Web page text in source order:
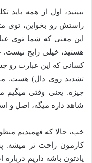
ببینید، اول از همه باید
راستش رو بخواین، توی
این معنی که شما توی
هستید، خیلی رایج نیست.
کسانی که این عبارت رو
تشدید روی دال) هست.
چیزه. یعنی وقتی میگیم
شاهد داره میگه، اصل و
خب، حالا که فهمیدیم
کارمون راحت تر میشه.
یادتون باشه داریم